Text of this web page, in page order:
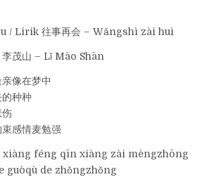
/ Lirik 往事再会 – Wǎngshì zài huì
茂山 – Lǐ Mào Shān
像在梦中
种种
伤
感情麦勉强
xiàng féng qīn xiàng zài mèngzhōng
guòqù de zhǒngzhǒng